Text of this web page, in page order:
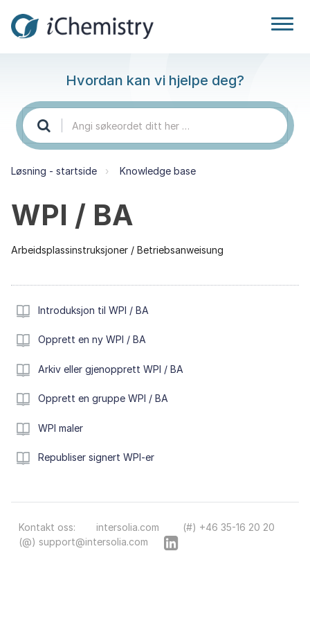
Hvordan kan vi hjelpe deg?
Løsning - startside Knowledge base
WPI / BA
Arbeidsplassinstruksjoner / Betriebsanweisung
Introduksjon til WPI / BA
Opprett en ny WPI / BA
Arkiv eller gjenopprett WPI / BA
Opprett en gruppe WPI / BA
WPI maler
Republiser signert WPI-er
Kontakt oss: intersolia.com
(#) +46 35-16 20 20
(@) support@intersolia.com